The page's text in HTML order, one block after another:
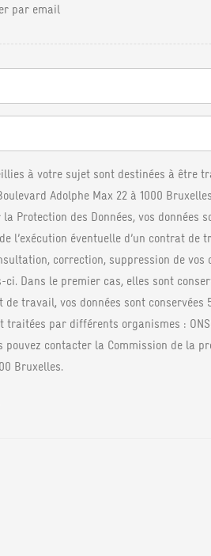
par email
à votre sujet sont destinées à être
Adolphe Max 22 à 1000
Protection des Données, vos données
l’exécution éventuelle d’un contrat de
correction, suppression de
Dans le premier cas, elles sont
de travail, vos données sont conservées
traitées par différents organismes :
contacter la Commission de la
Bruxelles.